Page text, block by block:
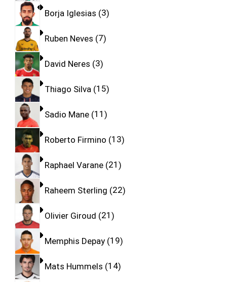
Borja Iglesias 3
Ruben Neves 7
David Neres 3
Thiago Silva 15
Sadio Mane 11
Roberto Firmino 13
Raphael Varane 21
Raheem Sterling 22
Olivier Giroud 21
Memphis Depay 19
Mats Hummels 14